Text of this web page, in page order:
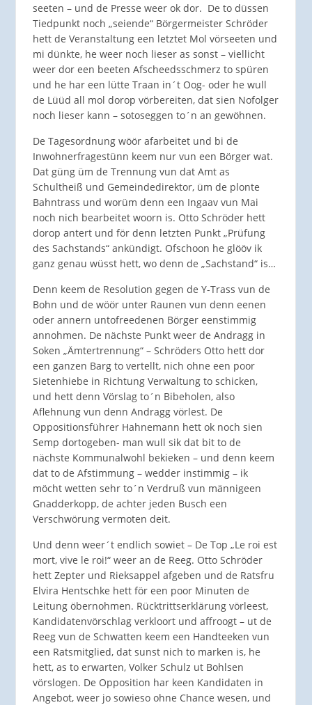
seeten – und de Presse weer ok dor. De to düssen
Tiedpunkt noch „seiende“ Börgermeister Schröder
hett de Veranstaltung een letztet Mol vörseeten und
mi dünkte, he weer noch lieser as sonst – viellicht
weer dor een beeten Afscheedsschmerz to spüren
und he har een lütte Traan in´t Oog- oder he wull
de Lüüd all mol dorop vörbereiten, dat sien Nofolger
noch lieser kann – sotoseggen to´n an gewöhnen.
De Tagesordnung wöör afarbeitet und bi de
Inwohnerfragestünn keem nur vun een Börger wat.
Dat güng üm de Trennung vun dat Amt as
Schultheiß und Gemeindedirektor, üm de plonte
Bahntrass und worüm denn een Ingaav vun Mai
noch nich bearbeitet woorn is. Otto Schröder hett
dorop antert und för denn letzten Punkt „Prüfung
des Sachstands“ ankündigt. Ofschoon he glööv ik
ganz genau wüsst hett, wo denn de „Sachstand“ is…
Denn keem de Resolution gegen de Y-Trass vun de
Bohn und de wöör unter Raunen vun denn eenen
oder annern untofreedenen Börger eenstimmig
annohmen. De nächste Punkt weer de Andragg in
Soken „Ämtertrennung“ – Schröders Otto hett dor
een ganzen Barg to vertellt, nich ohne een poor
Sietenhiebe in Richtung Verwaltung to schicken,
und hett denn Vörslag to´n Bibeholen, also
Aflehnung vun denn Andragg vörlest. De
Oppositionsführer Hahnemann hett ok noch sien
Semp dortogeben- man wull sik dat bit to de
nächste Kommunalwohl bekieken – und denn keem
dat to de Afstimmung – wedder instimmig – ik
möcht wetten sehr to´n Verdruß vun männigeen
Gnadderkopp, de achter jeden Busch een
Verschwörung vermoten deit.
Und denn weer´t endlich sowiet – De Top „Le roi est
mort, vive le roi!“ weer an de Reeg. Otto Schröder
hett Zepter und Rieksappel afgeben und de Ratsfru
Elvira Hentschke hett för een poor Minuten de
Leitung öbernohmen. Rücktrittserklärung vörleest,
Kandidatenvörschlag verkloort und affroogt – ut de
Reeg vun de Schwatten keem een Handteeken vun
een Ratsmitglied, dat sunst nich to marken is, he
hett, as to erwarten, Volker Schulz ut Bohlsen
vörslogen. De Opposition har keen Kandidaten in
Angebot, weer jo sowieso ohne Chance wesen, und